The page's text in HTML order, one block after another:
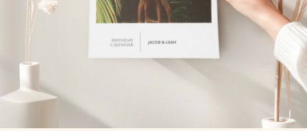
Lav noget særligt i blot få trin – med hendes navn, et
billede af dig eller en besked, der går lige i hendes hjerte.
Intet besvær men udelukkende en masse kærlighed i